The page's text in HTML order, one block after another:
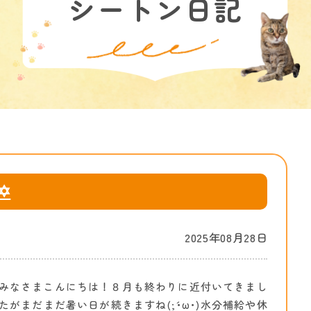
シートン日記
2025年08月28日
なさまこんにちは！８月も終わりに近付いてきまし
がまだまだ暑い日が続きますね(;´･ω･)水分補給や休